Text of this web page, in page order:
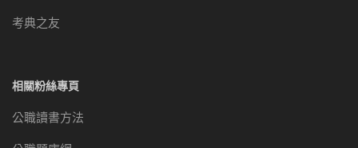
考典之友
相關粉絲專頁
公職讀書方法